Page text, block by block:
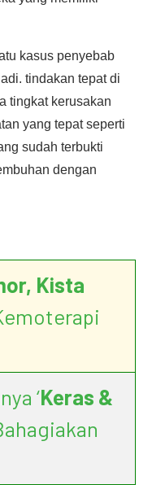
kasus penyebab
tindakan tepat di
tingkat kerusakan
yang tepat seperti
sudah terbukti
dengan
Kista
‘Keras &